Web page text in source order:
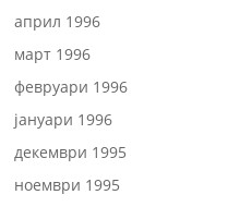
април 1996
март 1996
февруари 1996
јануари 1996
декември 1995
ноември 1995